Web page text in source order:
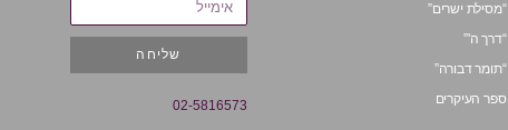
“מסילת ישרים”
“דרך ה'”
“תומר דבורה”
ספר העיקרים
שליחה
02-5816573